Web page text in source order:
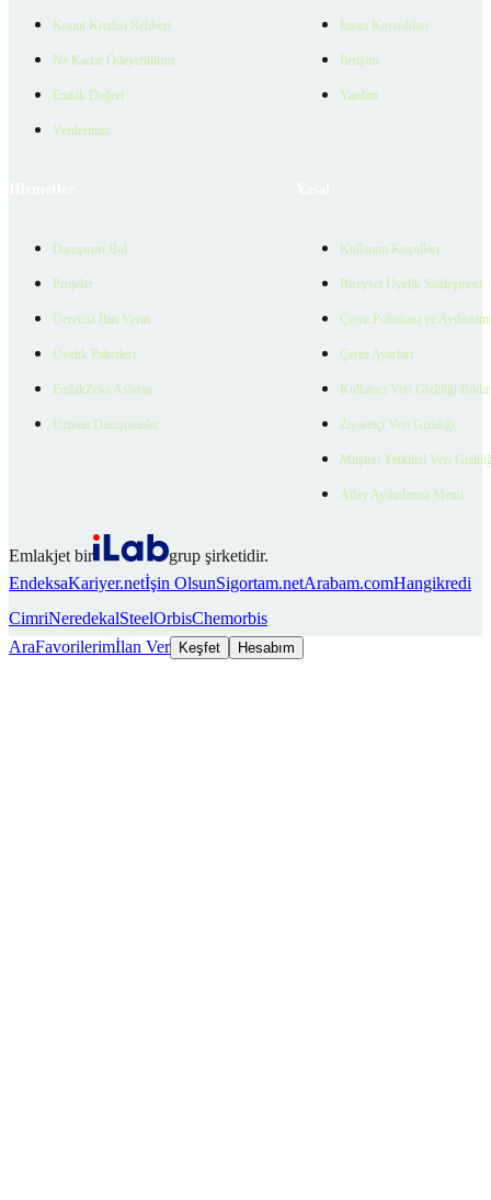
Konut Kredisi Rehberi
Ne Kadar Ödeyebilirim
Emlak Değeri
Verilerimiz
İnsan Kaynakları
İletişim
Yardım
Danışman Bul
Projeler
Ücretsiz İlan Verin
Üyelik Paketleri
EmlakZeka Asistan
Uzman Danışmanlar
Kullanım Koşulları
Bireysel Üyelik Sözleşmesi
Çerez Politikası ve
Çerez Ayarları
Kullanıcı Veri Gizliliği
Ziyaretçi Veri Gizliliği
Müşteri Yetkilisi Veri
Aday Aydınlatma Metni
Emlakjet bir
grup şirketidir.
EndeksaKariyer.netİşin OlsunSigortam.netArabam.comHangikredi
CimriNeredekalSteelOrbisChemorbis
AraFavorilerimİlan Ver Keşfet Hesabım